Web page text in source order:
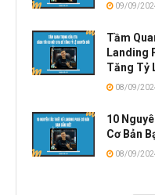
09/09/
Tầm
Landing
Tăng Tỷ
08/09/
10
Cơ Bản
08/09/